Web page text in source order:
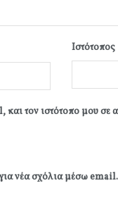
Ιστότοπος
τον ιστότοπο μου σε
νέα σχόλια μέσω email.